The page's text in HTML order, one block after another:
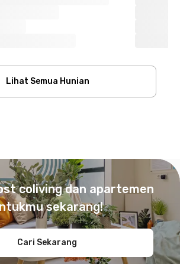
Lihat Semua Hunian
coliving dan apartemen
sekarang!
Cari Sekarang